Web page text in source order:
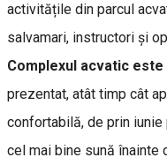
activitățile din parcul
salvamari, instructori și
Complexul acvatic
prezentat, atât timp cât
confortabilă, de prin
cel mai bine sună înainte